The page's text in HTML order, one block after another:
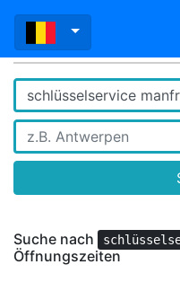
Suche nach
Öffnungszeiten